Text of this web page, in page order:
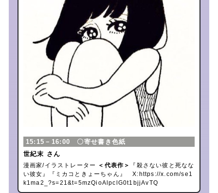
15:15－16:00 〇寄せ書き色紙
世紀末 さん
漫画家/イラストレーター ＜代表作＞
『殺さない彼と死なな
い彼女』『ミカコときょーちゃん』 X:https://x.com/se1
k1ma2_?s=21&t=5mzQioAlpclG0t1bjjAvTQ